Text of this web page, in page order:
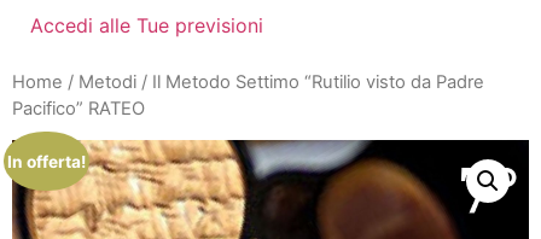
Accedi alle Tue previsioni
Home / Metodi / Il Metodo Settimo “Rutilio visto da Padre
Pacifico” RATEO
In offerta!